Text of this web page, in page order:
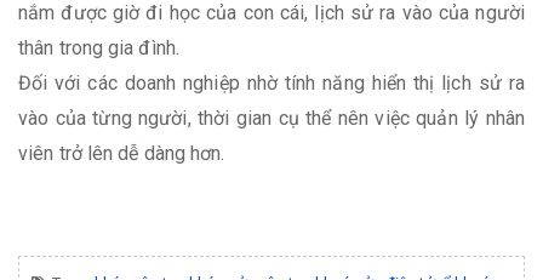
nắm được giờ đi học của con cái, lịch sử ra vào của người
thân trong gia đình.
Đối với các doanh nghiệp nhờ tính năng hiển thị lịch sử ra
vào của từng người, thời gian cụ thể nên việc quản lý nhân
viên trở lên dễ dàng hơn.